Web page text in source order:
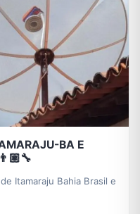
BA E
Itamaraju Bahia Brasil e